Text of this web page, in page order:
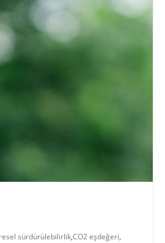
sürdürülebilirlik,CO2 eşdeğeri,